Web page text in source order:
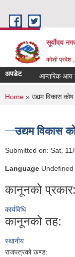
सूर्याेदय
कोशी प्रदेश
अपडेट आन्तरिक आय
You are
Home » उद्यम विकास कोष
उद्यम विकास
Submitted on: Sat,
Language Undefined
कानूनको प्रकार:
कार्यविधि
कानूनको तह:
स्थानीय
राजपत्रको खण्ड: